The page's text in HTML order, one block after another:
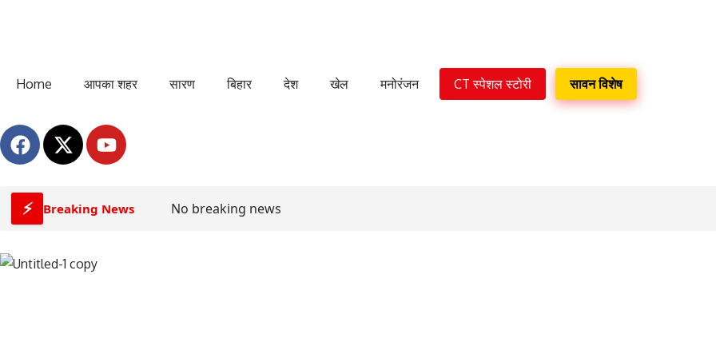
Home आपका शहर सारण बिहार देश खेल मनोरंजन CT स्पेशल स्टोरी सावन विशेष
⚡ Breaking News No breaking news